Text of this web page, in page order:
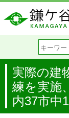
実際の建
練を実施
内37市中